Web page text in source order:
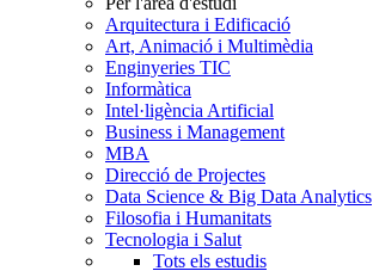
Arquitectura i Edificació
Art, Animació i Multimèdia
Enginyeries TIC
Informàtica
Intel·ligència Artificial
Business i Management
MBA
Direcció de Projectes
Data Science & Big Data Analytics
Filosofia i Humanitats
Tecnologia i Salut
Tots els estudis